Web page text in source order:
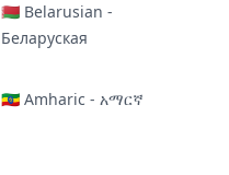
🇧🇾 Belarusian -
Беларуская
🇪🇹 Amharic - አማርኛ